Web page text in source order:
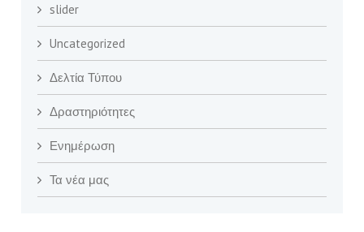
slider
Uncategorized
Δελτία Τύπου
Δραστηριότητες
Ενημέρωση
Τα νέα μας